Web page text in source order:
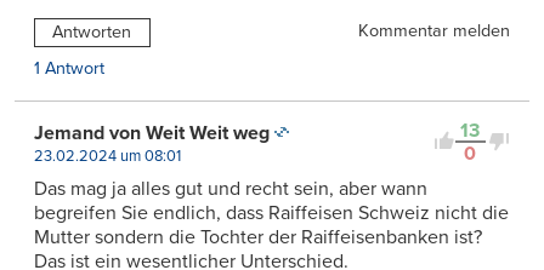
Antworten
Kommentar melden
1 Antwort
13
0
Jemand von Weit Weit weg
23.02.2024 um 08:01
Das mag ja alles gut und recht sein, aber wann
begreifen Sie endlich, dass Raiffeisen Schweiz nicht die
Mutter sondern die Tochter der Raiffeisenbanken ist?
Das ist ein wesentlicher Unterschied.